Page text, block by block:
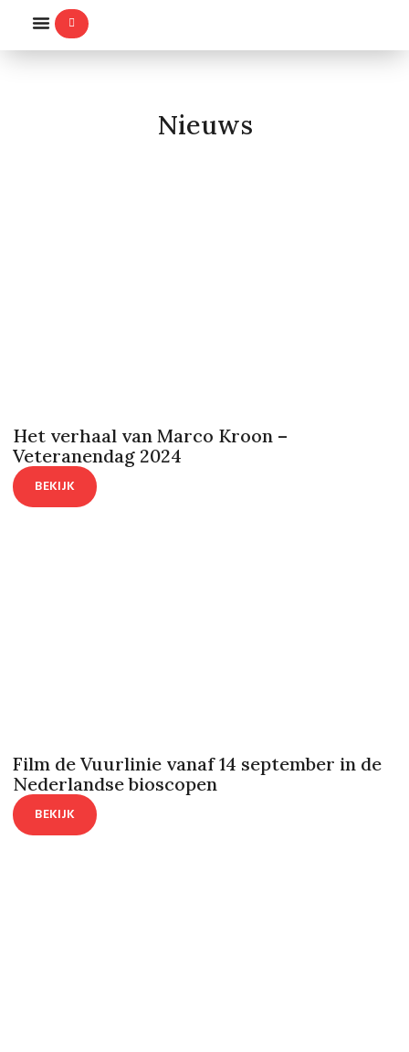
Nieuws
Het verhaal van Marco Kroon –
Veteranendag 2024
BEKIJK
Film de Vuurlinie vanaf 14 september in de
Nederlandse bioscopen
BEKIJK